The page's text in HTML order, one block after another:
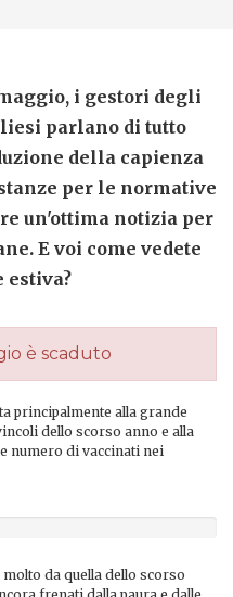
i gestori degli
parlano di tutto
della capienza
per le normative
un'ottima notizia per
E voi come vedete
estiva?
è scaduto
principalmente alla grande
dello scorso anno e alla
numero di vaccinati nei
da quella dello scorso
frenati dalla paura e dalle